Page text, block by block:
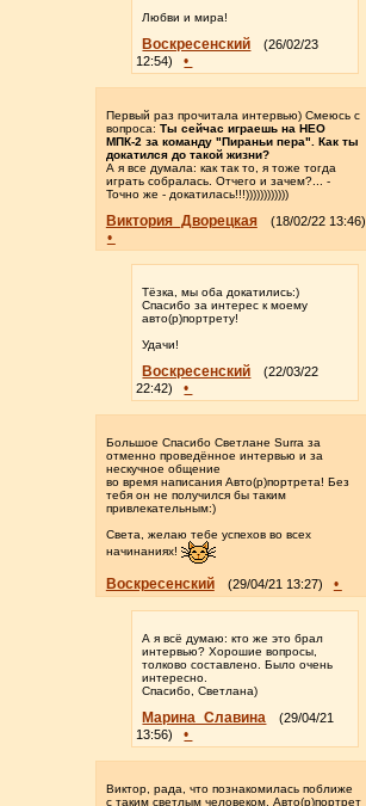
Любви и мира!
Воскресенский
(26/02/23
12:54)
•
Первый раз прочитала интервью) Смеюсь с
вопроса: Ты сейчас играешь на НЕО
МПК-2 за команду "Пираньи пера". Как ты
докатился до такой жизни?
А я все думала: как так то, я тоже тогда
играть собралась. Отчего и зачем?... -
Точно же - докатилась!!!))))))))))))
Виктория_Дворецкая (18/02/22 13:46)
•
Тёзка, мы оба докатились:)
Спасибо за интерес к моему
авто(р)портрету!
Удачи!
Воскресенский
(22/03/22
22:42)
•
Большое Спасибо Светлане Surra за
отменно проведённое интервью и за
нескучное общение
во время написания Авто(р)портрета! Без
тебя он не получился бы таким
привлекательным:)
Света, желаю тебе успехов во всех
начинаниях!
Воскресенский (29/04/21 13:27) •
А я всё думаю: кто же это брал
интервью? Хорошие вопросы,
толково составлено. Было очень
интересно.
Спасибо, Светлана)
Марина_Славина
(29/04/21
13:56)
•
Виктор, рада, что познакомилась поближе
с таким светлым человеком. Авто(р)портрет